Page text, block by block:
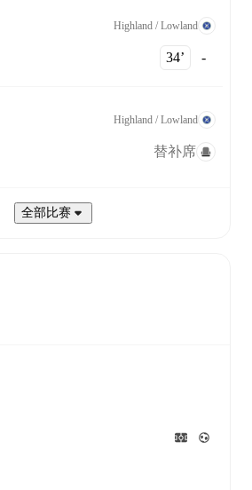
Highland / Lowland
34‎’‎ -
Highland / Lowland
替补席
全部比赛